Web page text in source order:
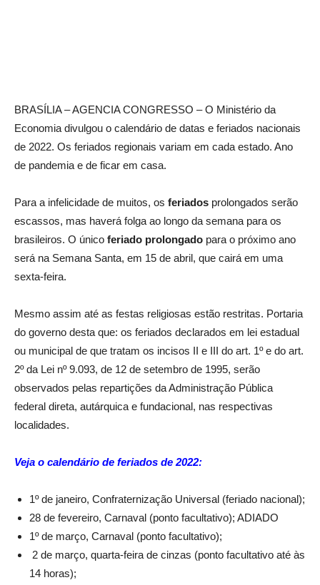
BRASÍLIA – AGENCIA CONGRESSO – O Ministério da
Economia divulgou o calendário de datas e feriados nacionais
de 2022. Os feriados regionais variam em cada estado. Ano
de pandemia e de ficar em casa.
Para a infelicidade de muitos, os feriados prolongados serão
escassos, mas haverá folga ao longo da semana para os
brasileiros. O único feriado prolongado para o próximo ano
será na Semana Santa, em 15 de abril, que cairá em uma
sexta-feira.
Mesmo assim até as festas religiosas estão restritas. Portaria
do governo desta que: os feriados declarados em lei estadual
ou municipal de que tratam os incisos II e III do art. 1º e do art.
2º da Lei nº 9.093, de 12 de setembro de 1995, serão
observados pelas repartições da Administração Pública
federal direta, autárquica e fundacional, nas respectivas
localidades.
Veja o calendário de feriados de 2022:
1º de janeiro, Confraternização Universal (feriado nacional);
28 de fevereiro, Carnaval (ponto facultativo); ADIADO
1º de março, Carnaval (ponto facultativo);
2 de março, quarta-feira de cinzas (ponto facultativo até às
14 horas);